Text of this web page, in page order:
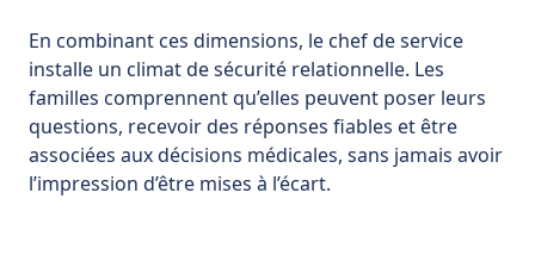
associées aux décisions médicales, sans jamais avoir
l’impression d’être mises à l’écart.